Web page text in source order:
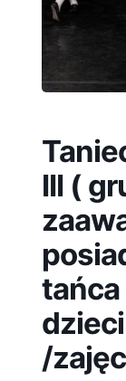
III (
/